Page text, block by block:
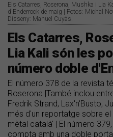
Els Catarres, Roserona, Mushka i Lia
d'Enderrock de maig | Fotos: Michal
Disseny: Manuel Cuyàs.
Els Catarres,
Lia Kali són les
número doble
El número 378 de la revista
Roserona |També inclou
Fredrik Strand, Lax'n'Busto,
més d'un reportatge sobre el
mètal català' | El número
compta amb una doble